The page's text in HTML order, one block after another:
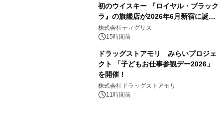
初のウイスキー 『ロイヤル・ブラック
ラ』の旗艦店が2026年6月新宿に誕
生 バカルディ ジャパンと連携した
没入型バー「BAR Arca」
株式会社ティグリス
15時間前
ドラッグストアモリ みらいプロジェ
クト 「子どもお仕事参観デー2026」
を開催！
株式会社ドラッグストアモリ
11時間前